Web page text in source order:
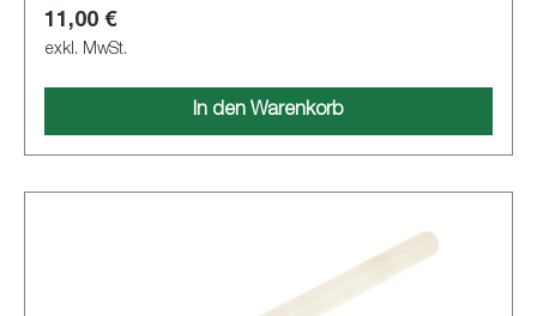
11,00 €
exkl. MwSt.
In den Warenkorb